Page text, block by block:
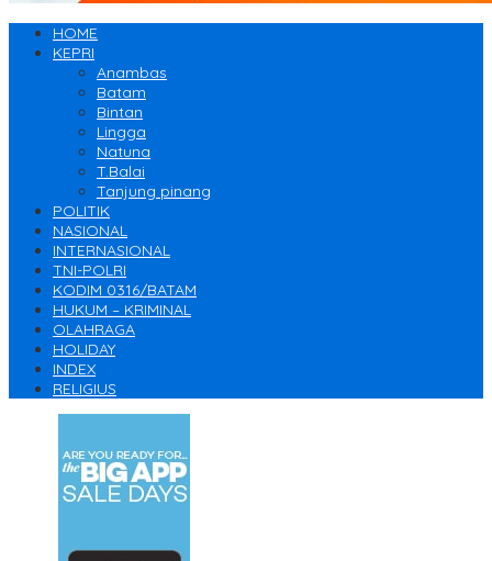
HOME
KEPRI
Anambas
Batam
Bintan
Lingga
Natuna
T.Balai
Tanjung pinang
POLITIK
NASIONAL
INTERNASIONAL
TNI-POLRI
KODIM 0316/BATAM
HUKUM – KRIMINAL
OLAHRAGA
HOLIDAY
INDEX
RELIGIUS